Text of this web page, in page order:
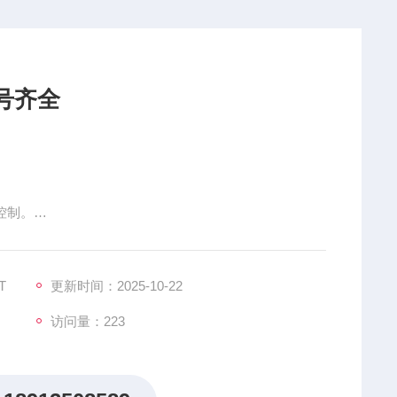
齐全
。
更新时间：2025-10-22
访问量：223